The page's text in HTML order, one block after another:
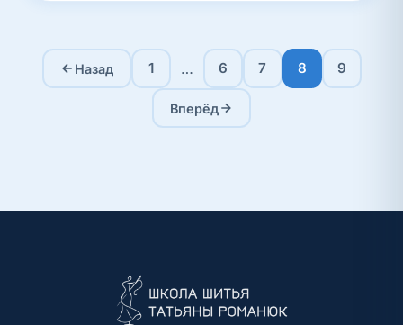
Назад 1 … 6 7 8 9
Вперёд